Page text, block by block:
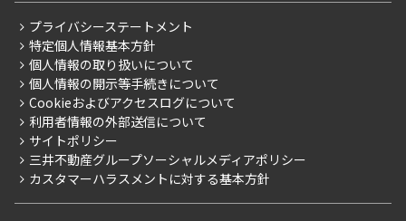
こだわりから探す
こだわり一覧
プレミアムマンション
新築
当社限定（港区・渋谷区）
当社限定（港区・渋谷区以外）
三井不動産企画
ご入居・提携サービス
お部屋探しからご契約まで
よくあるご質問
社宅紹介
【仲介会社様向け】当社仲介事業部取り扱い物件入居申込
会社情報
事業案内
採用情報
ニュースリリース
お問い合わせ
プライバシーステートメント
特定個人情報基本方針
個人情報の取り扱いについて
個人情報の開示等手続きについて
Cookieおよびアクセスログについて
利用者情報の外部送信について
サイトポリシー
三井不動産グループソーシャルメディアポリシー
カスタマーハラスメントに対する基本方針